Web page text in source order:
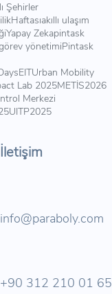
Şehirler
akıllı ulaşım
Yapay Zekapintask
yönetimiPintask
EITUrban Mobility
Lab 2025METİS2026
Merkezi
UITP2025
İletişim
info@paraboly.com
+90 312 210 01 65